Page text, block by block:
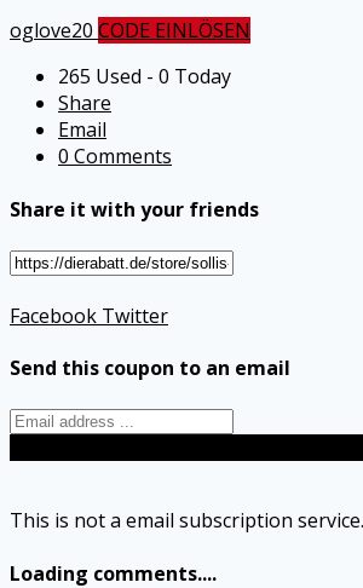
oglove20 CODE EINLÖSEN
265 Used - 0 Today
Share
Email
0 Comments
Share it with your friends
Facebook Twitter
Send this coupon to an email
This is not a email subscription
Loading comments....